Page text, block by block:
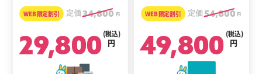
定価34,800 円
29,800 円
(税込)
定価54,800 円
49,800 円
(税込)